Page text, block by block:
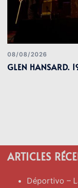
08/08/2026
GLEN HANSARD.
ARTICLES
Déportivo –